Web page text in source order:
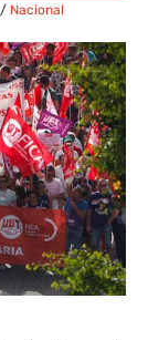
/ Nacional